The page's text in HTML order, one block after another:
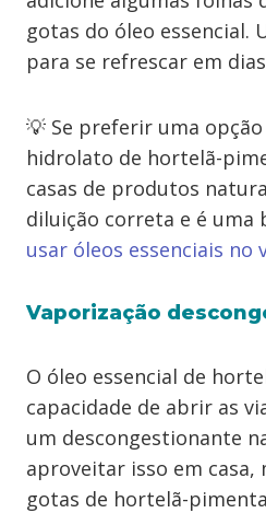
gotas do óleo essencial.
para se refrescar em
💡 Se preferir uma
hidrolato de hortelã-
casas de produtos
diluição correta e é uma
usar óleos essenciais no
Vaporização
O óleo essencial de
capacidade de abrir as
um descongestionante
aproveitar isso em casa,
gotas de hortelã-